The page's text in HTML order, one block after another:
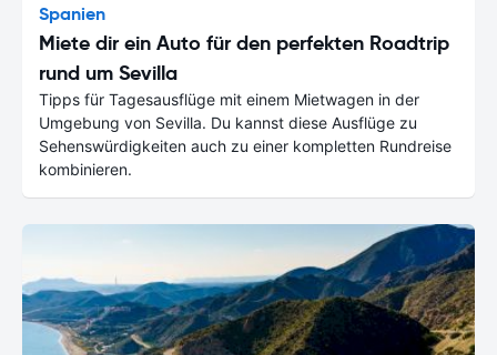
Spanien
Miete dir ein Auto für den perfekten Roadtrip
rund um Sevilla
Tipps für Tagesausflüge mit einem Mietwagen in der
Umgebung von Sevilla. Du kannst diese Ausflüge zu
Sehenswürdigkeiten auch zu einer kompletten Rundreise
kombinieren.